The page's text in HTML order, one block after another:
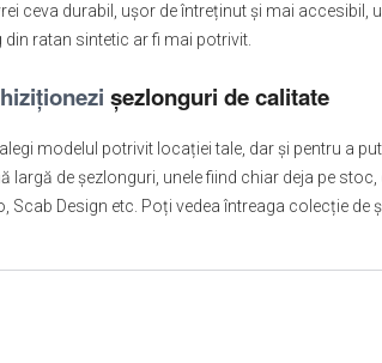
ceva durabil, ușor de întreținut și mai
ratan sintetic ar fi mai potrivit.
șezlonguri de calitate
modelul potrivit locației tale, dar și pentru a
largă de șezlonguri, unele fiind chiar deja pe
Scab Design etc. Poți vedea întreaga colecție